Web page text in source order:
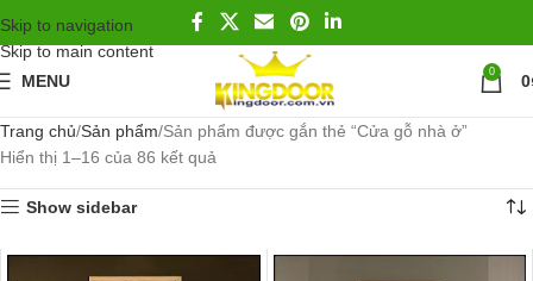
Skip to navigation
Skip to main content
MENU
0 0
Trang chủ Sản phẩm Sản phẩm được gắn thẻ “Cửa gỗ nhà ở”
Hiển thị 1–16 của 86 kết quả
Show sidebar